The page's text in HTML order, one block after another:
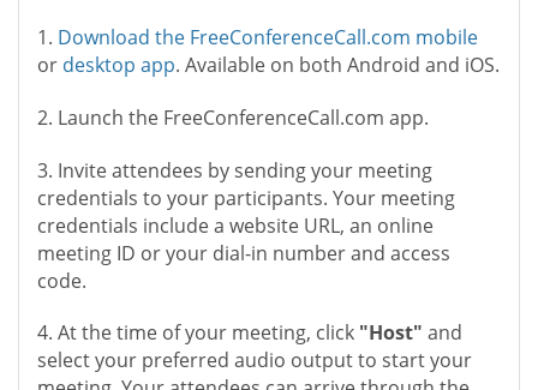
1. Download the FreeConferenceCall.com mobile
or desktop app. Available on both Android and iOS.
2. Launch the FreeConferenceCall.com app.
3. Invite attendees by sending your meeting
credentials to your participants. Your meeting
credentials include a website URL, an online
meeting ID or your dial-in number and access
code.
4. At the time of your meeting, click "Host" and
select your preferred audio output to start your